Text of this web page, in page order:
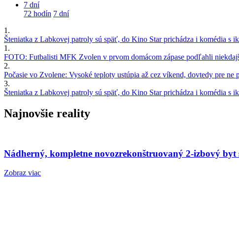
7 dní
72 hodín 7 dní
1.
Šteniatka z Labkovej patroly sú späť, do Kino Star prichádza i komédia s
1.
FOTO: Futbalisti MFK Zvolen v prvom domácom zápase podľahli
2.
Počasie vo Zvolene: Vysoké teploty ustúpia až cez víkend, dovtedy pre ne
3.
Šteniatka z Labkovej patroly sú späť, do Kino Star prichádza i komédia s
Najnovšie reality
Nádherný, kompletne novozrekonštruovaný 2-izbový byt
Zobraz viac